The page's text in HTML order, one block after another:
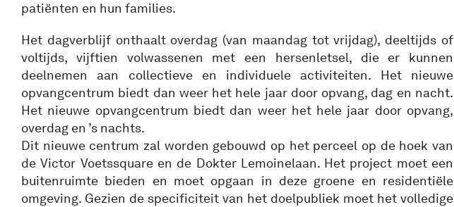
patiënten en hun families.
Het dagverblijf onthaalt overdag (van maandag tot vrijdag), deeltijds of
voltijds, vijftien volwassenen met een hersenletsel, die er kunnen
deelnemen aan collectieve en individuele activiteiten. Het nieuwe
opvangcentrum biedt dan weer het hele jaar door opvang, dag en nacht.
Het nieuwe opvangcentrum biedt dan weer het hele jaar door opvang,
overdag en ’s nachts.
Dit nieuwe centrum zal worden gebouwd op het perceel op de hoek van
de Victor Voetssquare en de Dokter Lemoinelaan. Het project moet een
buitenruimte bieden en moet opgaan in deze groene en residentiële
omgeving. Gezien de specificiteit van het doelpubliek moet het volledige